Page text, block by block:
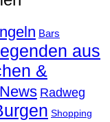
Bars
aus
&
News Radweg
Shopping